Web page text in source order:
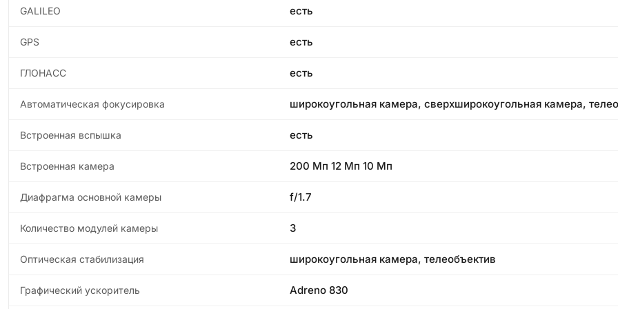
GALILEO есть
GPS есть
ГЛОНАСС есть
Автоматическая фокусировка широкоугольная камера, сверхширокоугольная камера,
Встроенная вспышка есть
Встроенная камера 200 Мп 12 Мп 10 Мп
Диафрагма основной камеры f/1.7
Количество модулей камеры 3
Оптическая стабилизация широкоугольная камера, телеобъектив
Графический ускоритель Adreno 830